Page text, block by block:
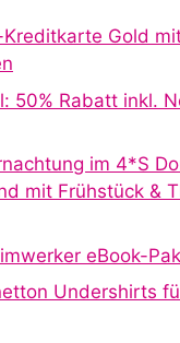
Gold
50% Rabatt inkl.
im 4*S
mit Frühstück &
eBook-
Undershirts